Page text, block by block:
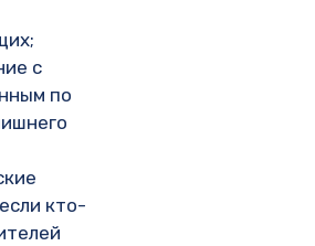
с
по
кто-